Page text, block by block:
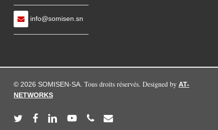
———————————
info@somisen.sn
———————————
© 2026 SOMISEN-SA. Tous droits réservés. Designed by AT-
NETWORKS
twitter facebooklinkedinyoutubephoneemail